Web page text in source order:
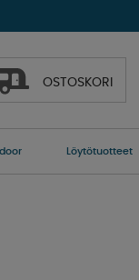
OSTOSKORI
Löytötuotteet